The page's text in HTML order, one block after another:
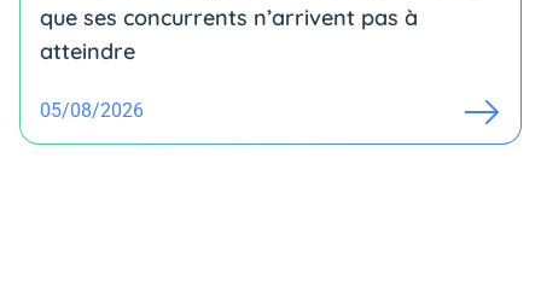
que ses concurrents n’arrivent pas à
atteindre
05/08/2026